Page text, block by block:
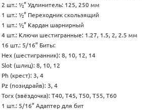
2 шт.: ½” Удлинитель: 125, 250 мм
1 шт.: ½” Переходник скользящий
1 шт.: ½” Кардан шарнирный
4 шт.: Ключи шестигранные: 1.27, 1.5, 2, 2.5 мм
16 шт.: 5/16” Биты:
Hex (шестигранник): 8, 10, 12, 14
Slot (шлиц): 8, 10, 12
Ph (крест): 3, 4
Pz (позидрайв): 3, 4
Torx (звёздочка): T40, T45, T50, T55, T60
1 шт.: 5/16” Адаптер для бит